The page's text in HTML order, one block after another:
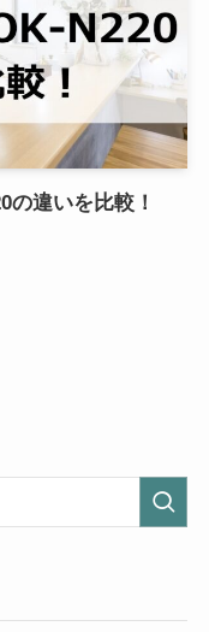
の違いを比較！